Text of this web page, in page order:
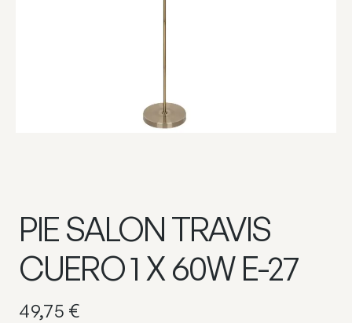
PIE SALON TRAVIS
CUERO 1 X 60W E-27
49,75 €